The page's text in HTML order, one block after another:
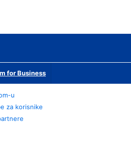
for Business
u
za korisnike